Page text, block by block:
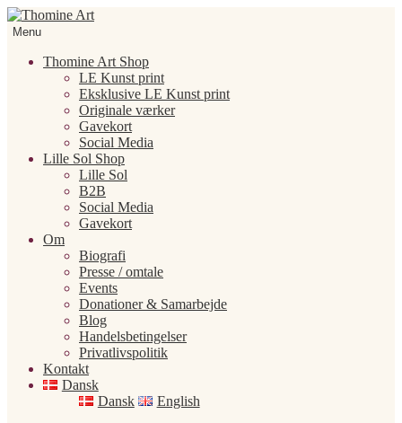
Spring
til
Spring
tilMenu
Thomine Art Shop
LE Kunst print
Eksklusive LE Kunst print
Originale værker
Gavekort
Social Media
Lille Sol Shop
Lille Sol
B2B
Social Media
Gavekort
Om
Biografi
Presse / omtale
Events
Donationer & Samarbejde
Blog
Handelsbetingelser
Privatlivspolitik
Kontakt
Dansk
Dansk
English